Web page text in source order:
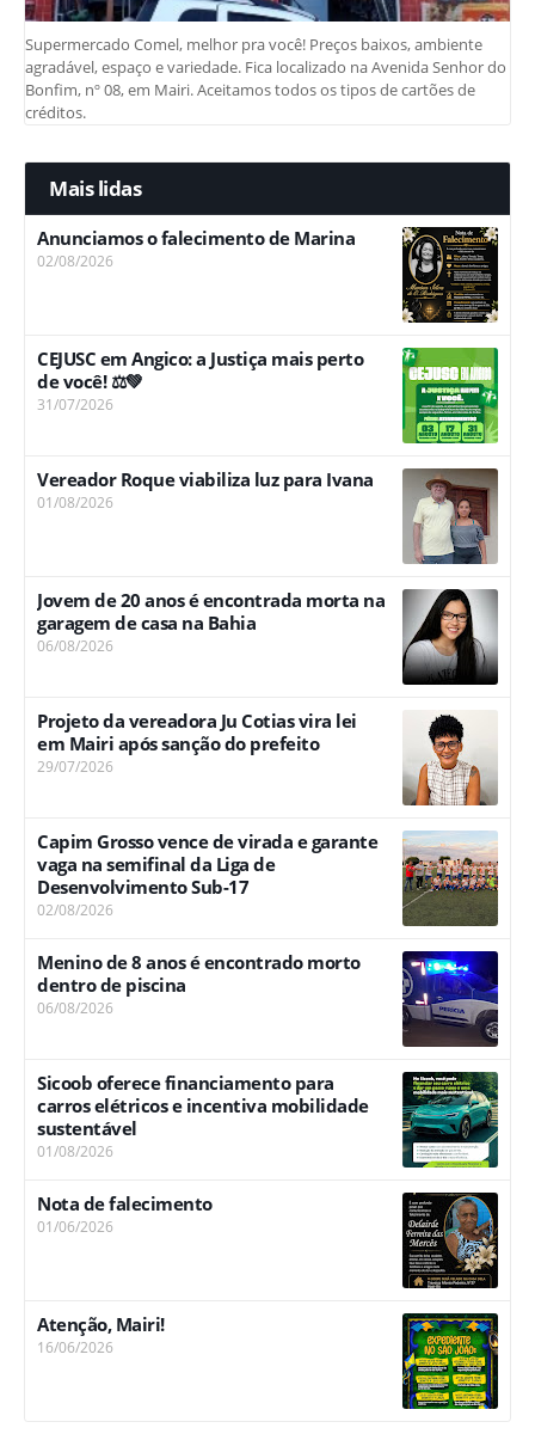
Supermercado Comel, melhor pra você! Preços baixos, ambiente
agradável, espaço e variedade. Fica localizado na Avenida Senhor do
Bonfim, nº 08, em Mairi. Aceitamos todos os tipos de cartões de
créditos.
Mais lidas
Anunciamos o falecimento de Marina
02/08/2026
CEJUSC em Angico: a Justiça mais perto
de você! ⚖️💚
31/07/2026
Vereador Roque viabiliza luz para Ivana
01/08/2026
Jovem de 20 anos é encontrada morta na
garagem de casa na Bahia
06/08/2026
Projeto da vereadora Ju Cotias vira lei
em Mairi após sanção do prefeito
29/07/2026
Capim Grosso vence de virada e garante
vaga na semifinal da Liga de
Desenvolvimento Sub-17
02/08/2026
Menino de 8 anos é encontrado morto
dentro de piscina
06/08/2026
Sicoob oferece financiamento para
carros elétricos e incentiva mobilidade
sustentável
01/08/2026
Nota de falecimento
01/06/2026
Atenção, Mairi!
16/06/2026